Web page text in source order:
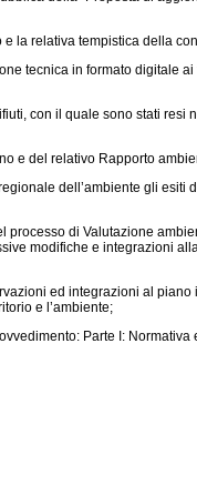
la relativa tempistica della
tecnica in formato digitale
con il quale sono stati resi
e del relativo Rapporto
dell’ambiente gli esiti
di Valutazione
modifiche e integrazioni
ed integrazioni al piano
e l’ambiente;
Parte I: